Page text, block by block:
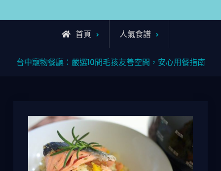
首頁 人氣食譜
台中寵物餐廳：嚴選10間毛孩友善空間，安心用餐指南